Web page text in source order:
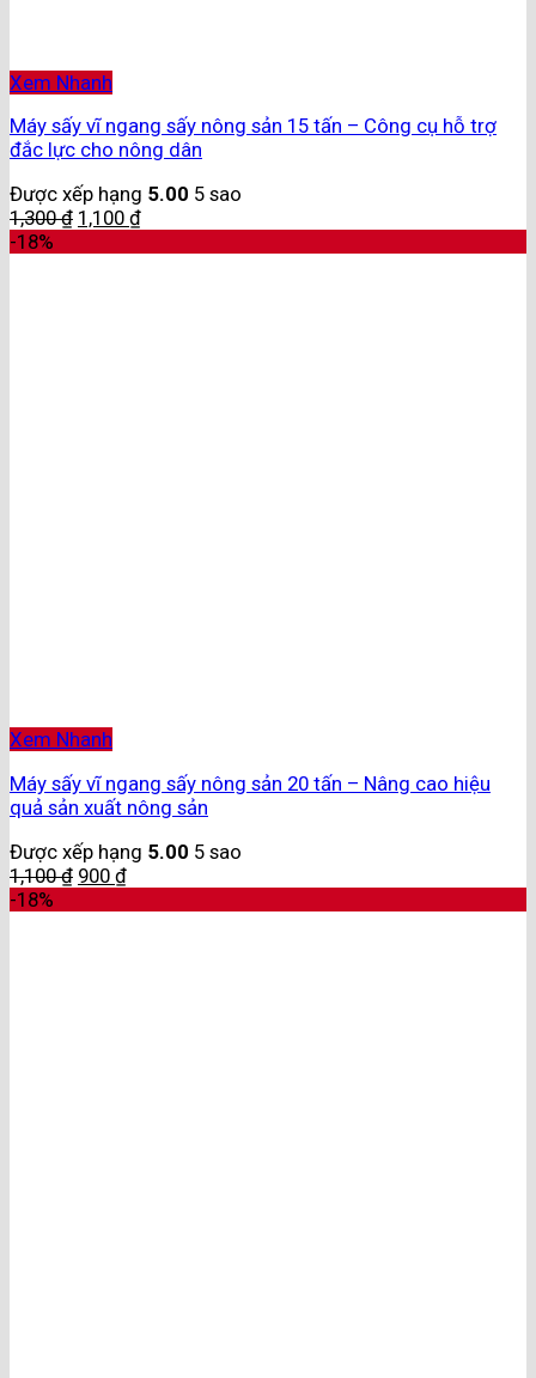
Xem Nhanh
Máy sấy vĩ ngang sấy nông sản 15 tấn – Công cụ hỗ trợ
đắc lực cho nông dân
Được xếp hạng 5.00 5 sao
1,300₫ 1,100 ₫
-18%
Xem Nhanh
Máy sấy vĩ ngang sấy nông sản 20 tấn – Nâng cao hiệu
quả sản xuất nông sản
Được xếp hạng 5.00 5 sao
1,100₫ 900 ₫
-18%